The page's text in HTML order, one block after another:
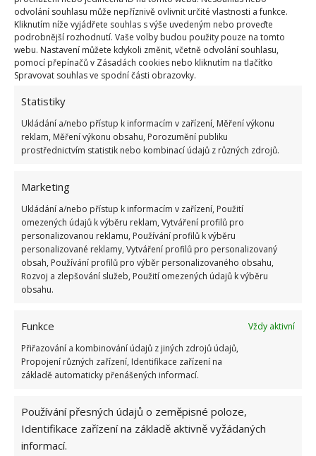
odvolání souhlasu může nepříznivě ovlivnit určité vlastnosti a funkce.
Kliknutím níže vyjádřete souhlas s výše uvedeným nebo proveďte
podrobnější rozhodnutí. Vaše volby budou použity pouze na tomto
webu. Nastavení můžete kdykoli změnit, včetně odvolání souhlasu,
pomocí přepínačů v Zásadách cookies nebo kliknutím na tlačítko
Spravovat souhlas ve spodní části obrazovky.
Statistiky
Ukládání a/nebo přístup k informacím v zařízení, Měření výkonu
reklam, Měření výkonu obsahu, Porozumění publiku
prostřednictvím statistik nebo kombinací údajů z různých zdrojů.
Marketing
Ukládání a/nebo přístup k informacím v zařízení, Použití
omezených údajů k výběru reklam, Vytváření profilů pro
personalizovanou reklamu, Používání profilů k výběru
personalizované reklamy, Vytváření profilů pro personalizovaný
obsah, Používání profilů pro výběr personalizovaného obsahu,
Rozvoj a zlepšování služeb, Použití omezených údajů k výběru
obsahu.
Funkce
Vždy aktivní
Přiřazování a kombinování údajů z jiných zdrojů údajů,
Propojení různých zařízení, Identifikace zařízení na
základě automaticky přenášených informací.
Používání přesných údajů o zeměpisné poloze,
Identifikace zařízení na základě aktivně vyžádaných
informací.
PRAVIDLA SOCIALISMUS
Přidejte svůj názor
KOMENTOVAT
Absolvent České zemědělské
univerzity, který je již od malička
velkým kutilem. V podstatě vše, co je
možné najít v j...[Více o autorovi]
SOUVISEJÍCÍ ČLÁNKY
Kvíz o životě v období normalizace: Mladší
ročníky by nezískaly ani 5 z 10 bodů. Starší musí